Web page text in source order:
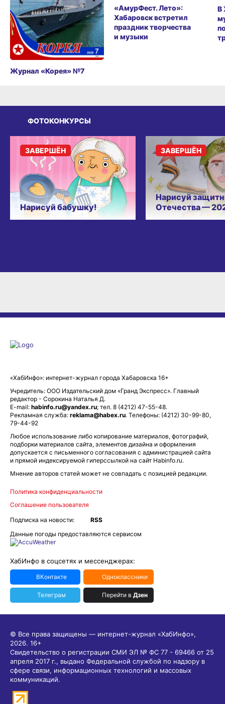
Журнал «Корея» №7
«АмурФест. Лето»:
Хабаровск встретил
праздник творчества
и музыки
В
ФОТОКОНКУРСЫ
Нарисуй бабушку!
ЗАВЕРШЁН
Нарисуй
Отечества —
ЗАВЕРШЁН
«ХабИнфо»: интернет-журнал города Хабаровска 16+
Учредитель: ООО Издательский дом «Гранд Экспресс». Главный
редактор - Сорокина Наталья Д.
E-mail: habinfo.ru@yandex.ru; тел. 8 (4212) 47-55-48.
Рекламная служба: reklama@habex.ru. Телефоны: (4212) 30-99-80,
79-44-92
Любое использование либо копирование материалов, фотографий,
подборки материалов сайта, элементов дизайна и оформления
допускается с письменного согласования с администрацией сайта
и прямой индексируемой гиперссылкой на сайт Habinfo.ru.
Мнение авторов статей может не совпадать с позицией редакции.
Политика конфиденциальности
Соглашение пользователя
Подписка на новости:
RSS
Данные погоды предоставляются сервисом
ХабИнфо в соцсетях и мессенджерах:
ВКонтакте Одноклассники
Телеграм Перейти в Дзен
© Все права защищены — интернет-журнал «ХабИнфо»,
2026. 16+
Свидетельство о регистрации СМИ ЭЛ № ФС 77 - 69466 от 25
апреля 2017 г., выдано Федеральной службой по надзору в
сфере связи, информационных технологий и массовых
коммуникаций.